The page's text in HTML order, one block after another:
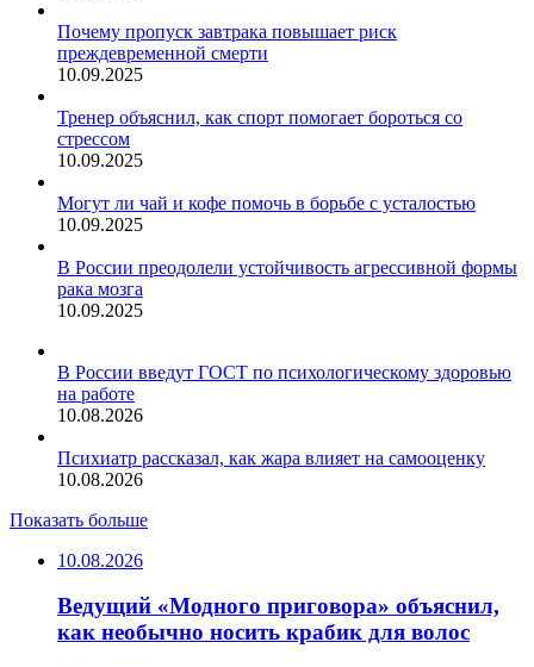
Почему пропуск завтрака повышает риск
преждевременной смерти
10.09.2025
Тренер объяснил, как спорт помогает бороться со
стрессом
10.09.2025
Могут ли чай и кофе помочь в борьбе с усталостью
10.09.2025
В России преодолели устойчивость агрессивной формы
рака мозга
10.09.2025
В России введут ГОСТ по психологическому здоровью
на работе
10.08.2026
Психиатр рассказал, как жара влияет на самооценку
10.08.2026
Показать больше
10.08.2026
Ведущий «Модного приговора» объяснил,
как необычно носить крабик для волос